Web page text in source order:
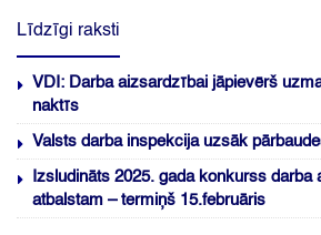
Līdzīgi raksti
VDI: Darba aizsardzībai jāpievērš
naktīs
Valsts darba inspekcija uzsāk
Izsludināts 2025. gada konkurss
atbalstam – termiņš 15.februāris